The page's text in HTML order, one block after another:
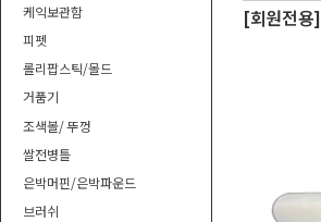
케익보관함
피펫
롤리팝스틱/몰드
거품기
조색볼/ 뚜껑
쌀전병틀
은박머핀/은박파운드
브러쉬
[회원전용]